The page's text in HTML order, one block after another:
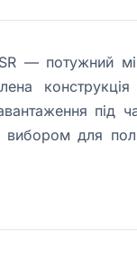
— потужний
для